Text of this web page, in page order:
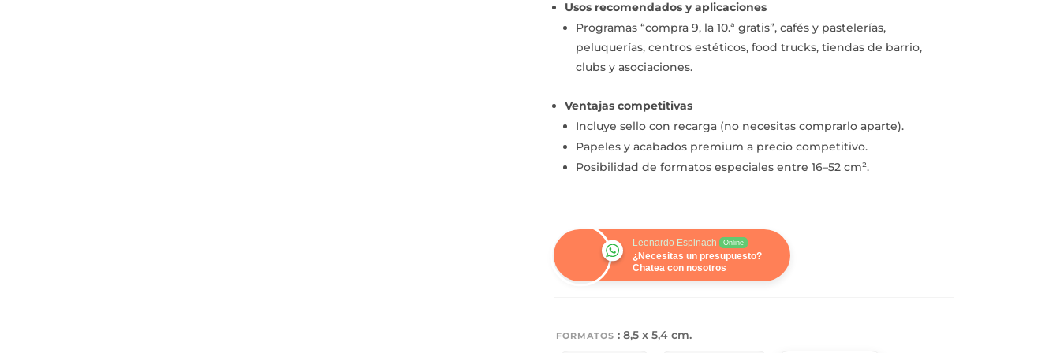
Usos recomendados y aplicaciones
Programas “compra 9, la 10.ª gratis”, cafés y pastelerías,
peluquerías, centros estéticos, food trucks, tiendas de barrio,
clubs y asociaciones.
Ventajas competitivas
Incluye sello con recarga (no necesitas comprarlo aparte).
Papeles y acabados premium a precio competitivo.
Posibilidad de formatos especiales entre 16–52 cm².
Leonardo Espinach Online
¿Necesitas un presupuesto?
Chatea con nosotros
FORMATOS : 8,5 x 5,4 cm.